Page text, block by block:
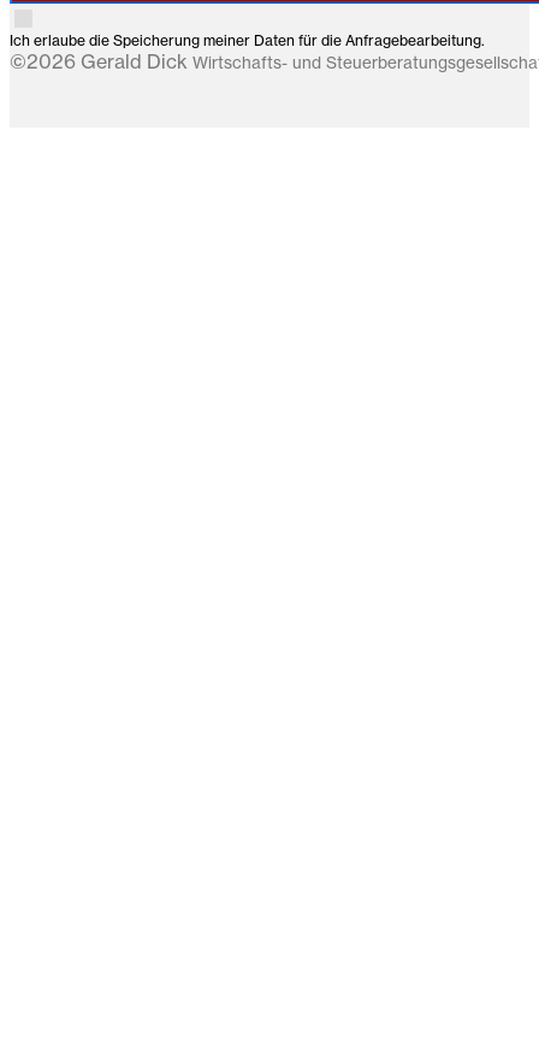
Ich erlaube die Speicherung meiner Daten für die Anfragebearbeitung.
©2026 Gerald Dick Wirtschafts- und